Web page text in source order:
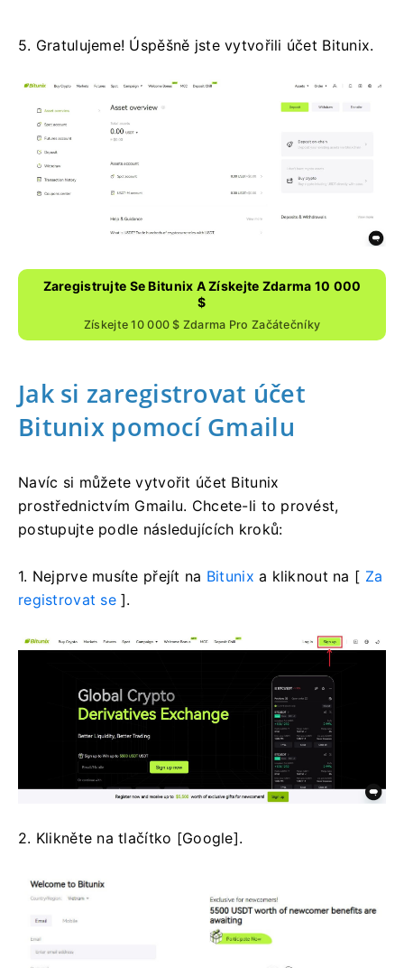
5. Gratulujeme! Úspěšně jste vytvořili účet Bitunix.
Zaregistrujte Se Bitunix A Získejte Zdarma 10 000
$
Získejte 10 000 $ Zdarma Pro Začátečníky
Jak si zaregistrovat účet
Bitunix pomocí Gmailu
Navíc si můžete vytvořit účet Bitunix
prostřednictvím Gmailu. Chcete-li to provést,
postupujte podle následujících kroků:
1. Nejprve musíte přejít na Bitunix a kliknout na [ Za
registrovat se].
2. Klikněte na tlačítko [Google].